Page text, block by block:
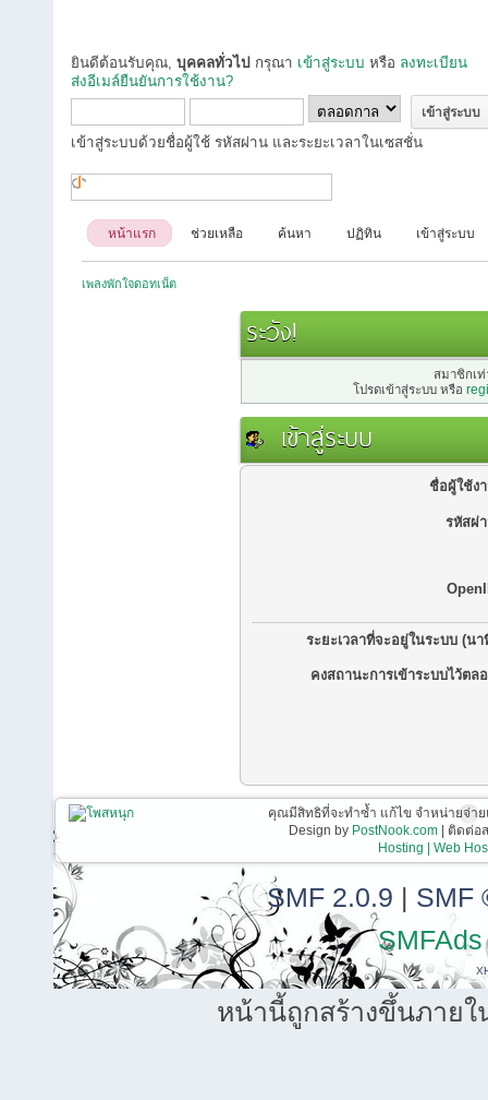
ยินดีต้อนรับคุณ, บุคคลทั่วไป กรุณา เข้าสู่ระบบ หรือ ลงทะเบียน
ส่งอีเมล์ยืนยันการใช้งาน?
เข้าสู่ระบบด้วยชื่อผู้ใช้ รหัสผ่าน และระยะเวลาในเซสชั่น
หน้าแรก ช่วยเหลือ ค้นหา ปฏิทิน เข้าสู่ระบบ
เพลงพักใจดอทเน็ต
ระวัง!
สมาชิกเ
โปรดเข้าสู่ระบบ หรือ
เข้าสู่ระบบ
ชื่อผู้ใช้ง
รหัสผ่
ระยะเวลาที่จะอยู่ในระบบ (นา
คงสถานะการเข้าระบบไว้ตล
คุณมีสิทธิที่จะทำซ้ำ แก้ไข จำหน่ายจ่า
Design by PostNook.com| ติดต่อส
Hosting | Web
SMF 2.0.9 | SMF
SMFAds
หน้านี้ถูกสร้างขึ้นภายใ